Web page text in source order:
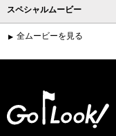
スペシャルムービー
全ムービーを見る